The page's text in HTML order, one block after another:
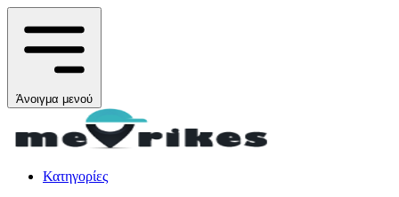
Άνοιγμα μενού
Κατηγορίες